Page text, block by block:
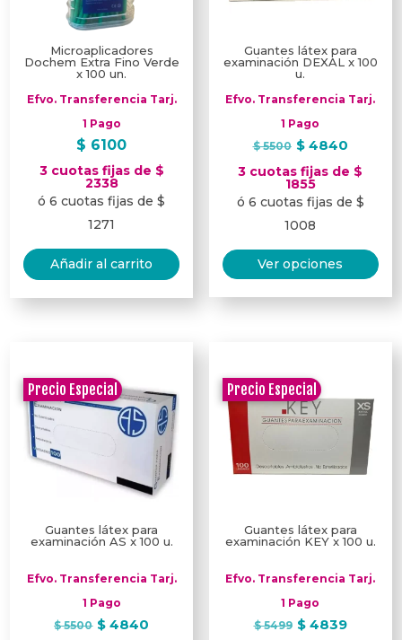
Microaplicadores
Dochem Extra Fino Verde
x 100 un.
Efvo. Transferencia Tarj.
1 Pago
$ 6100
3 cuotas fijas de $
2338
ó 6 cuotas fijas de $
1271
Añadir al carrito
Guantes látex para
examinación DEXAL x 100
u.
Efvo. Transferencia Tarj.
1 Pago
$5500 El
precio
original
era:
$ 5500.
$4840El
precio
actual
es:
3 cuotas fijas de $
1855
ó 6 cuotas fijas de $
1008
Ver opciones
Precio Especial
Guantes látex para
examinación AS x 100 u.
Efvo. Transferencia Tarj.
1 Pago
$5500 El
$ 4840
Precio Especial
Guantes látex para
examinación KEY x 100 u.
Efvo. Transferencia Tarj.
1 Pago
$5499 El
$4839El